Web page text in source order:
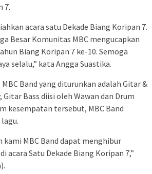
7.
acara satu Dekade Biang Koripan 7.
Besar Komunitas MBC mengucapkan
Biang Koripan 7 ke-10. Semoga
selalu,” kata Angga Suastika.
Band yang diturunkan adalah Gitar &
Gitar Bass diisi oleh Wawan dan Drum
kesempatan tersebut, MBC Band
MBC Band dapat menghibur
acara Satu Dekade Biang Koripan 7,”